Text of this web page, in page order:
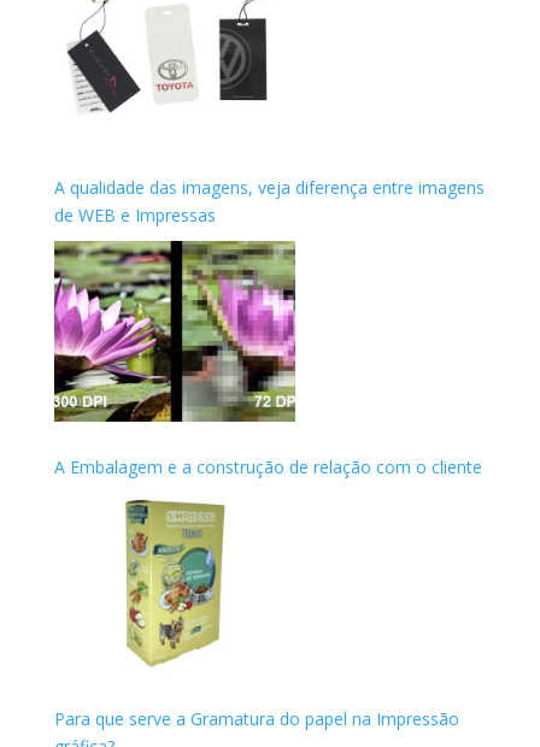
A qualidade das imagens, veja diferença entre imagens
de WEB e Impressas
A Embalagem e a construção de relação com o cliente
Para que serve a Gramatura do papel na Impressão